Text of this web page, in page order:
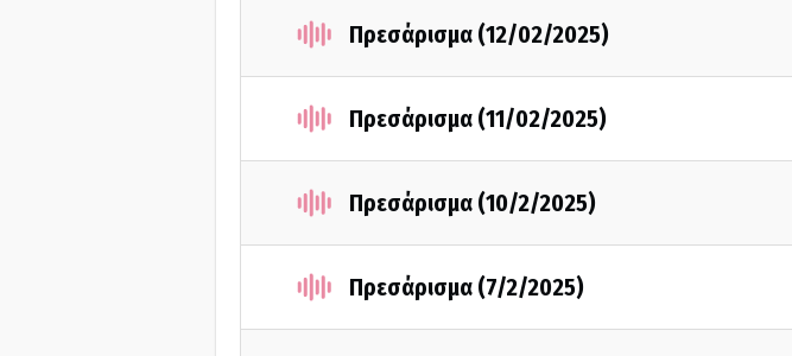
Πρεσάρισμα (12/02/2025)
Πρεσάρισμα (11/02/2025)
Πρεσάρισμα (10/2/2025)
Πρεσάρισμα (7/2/2025)